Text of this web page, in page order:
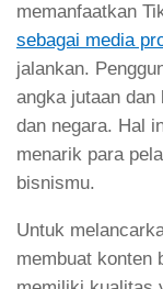
memanfaatkan
sebagai media
jalankan.
angka jutaan dan
dan negara. Hal
menarik para
bisnismu.
Untuk
membuat konten